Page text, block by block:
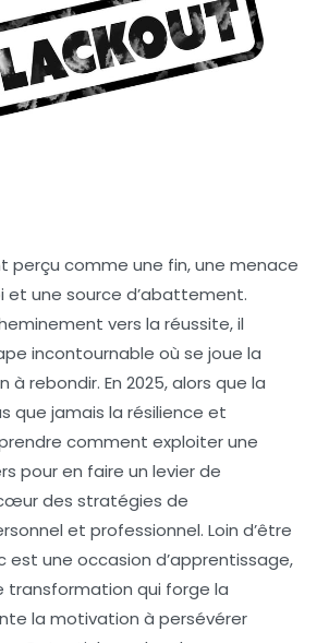
perçu comme une fin, une menace
et une source d’abattement.
vers la réussite, il
incontournable où se joue la
rebondir. En 2025, alors que la
que jamais la résilience et
comment exploiter une
pour en faire un levier de
des stratégies de
et professionnel. Loin d’être
est une occasion d’apprentissage,
transformation qui forge la
la motivation à persévérer